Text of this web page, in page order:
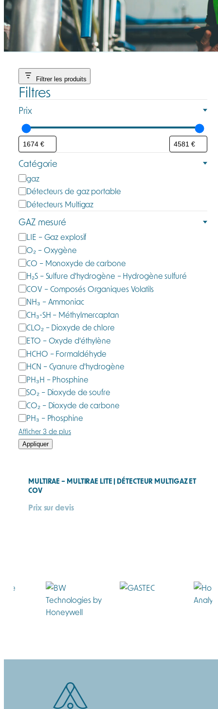
Filtrer les produits
Filtres
Prix
Catégorie
C
a
t
é
g
o
i
e
gaz
Détecteurs de gaz portable
Détecteurs Multigaz
GAZ mesuré
G
a
z
m
e
s
u
r
é
LIE – Gaz explosif
O₂ – Oxygène
CO – Monoxyde de carbone
H₂S – Sulfure d'hydrogène – Hydrogène sulfuré
COV – Composés Organiques Volatils
NH₃ – Ammoniac
CH₃-SH – Méthylmercaptan
CLO₂ – Dioxyde de chlore
ETO – Oxyde d'éthylène
HCHO – Formaldéhyde
HCN – Cyanure d'hydrogène
PH₃H – Phosphine
SO₂ – Dioxyde de soufre
CO₂ – Dioxyde de carbone
PH₃ – Phosphine
Afficher 3 de plus
Appliquer
MULTIRAE – MULTIRAE LITE | DÉTECTEUR MULTIGAZ ET
COV
Prix sur devis